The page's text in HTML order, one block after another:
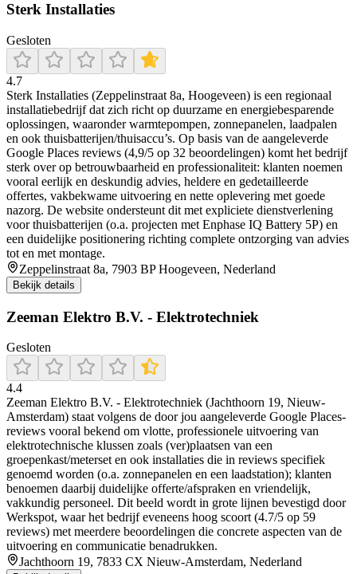
Sterk Installaties
Gesloten
4.7
Sterk Installaties (Zeppelinstraat 8a, Hoogeveen) is een regionaal
installatiebedrijf dat zich richt op duurzame en energiebesparende
oplossingen, waaronder warmtepompen, zonnepanelen, laadpalen
en ook thuisbatterijen/thuisaccu’s. Op basis van de aangeleverde
Google Places reviews (4,9/5 op 32 beoordelingen) komt het bedrijf
sterk over op betrouwbaarheid en professionaliteit: klanten noemen
vooral eerlijk en deskundig advies, heldere en gedetailleerde
offertes, vakbekwame uitvoering en nette oplevering met goede
nazorg. De website ondersteunt dit met expliciete dienstverlening
voor thuisbatterijen (o.a. projecten met Enphase IQ Battery 5P) en
een duidelijke positionering richting complete ontzorging van advies
tot en met montage.
Zeppelinstraat 8a, 7903 BP Hoogeveen, Nederland
Bekijk details
Zeeman Elektro B.V. - Elektrotechniek
Gesloten
4.4
Zeeman Elektro B.V. - Elektrotechniek (Jachthoorn 19, Nieuw-
Amsterdam) staat volgens de door jou aangeleverde Google Places-
reviews vooral bekend om vlotte, professionele uitvoering van
elektrotechnische klussen zoals (ver)plaatsen van een
groepenkast/meterset en ook installaties die in reviews specifiek
genoemd worden (o.a. zonnepanelen en een laadstation); klanten
benoemen daarbij duidelijke offerte/afspraken en vriendelijk,
vakkundig personeel. Dit beeld wordt in grote lijnen bevestigd door
Werkspot, waar het bedrijf eveneens hoog scoort (4.7/5 op 59
reviews) met meerdere beoordelingen die concrete aspecten van de
uitvoering en communicatie benadrukken.
Jachthoorn 19, 7833 CX Nieuw-Amsterdam, Nederland